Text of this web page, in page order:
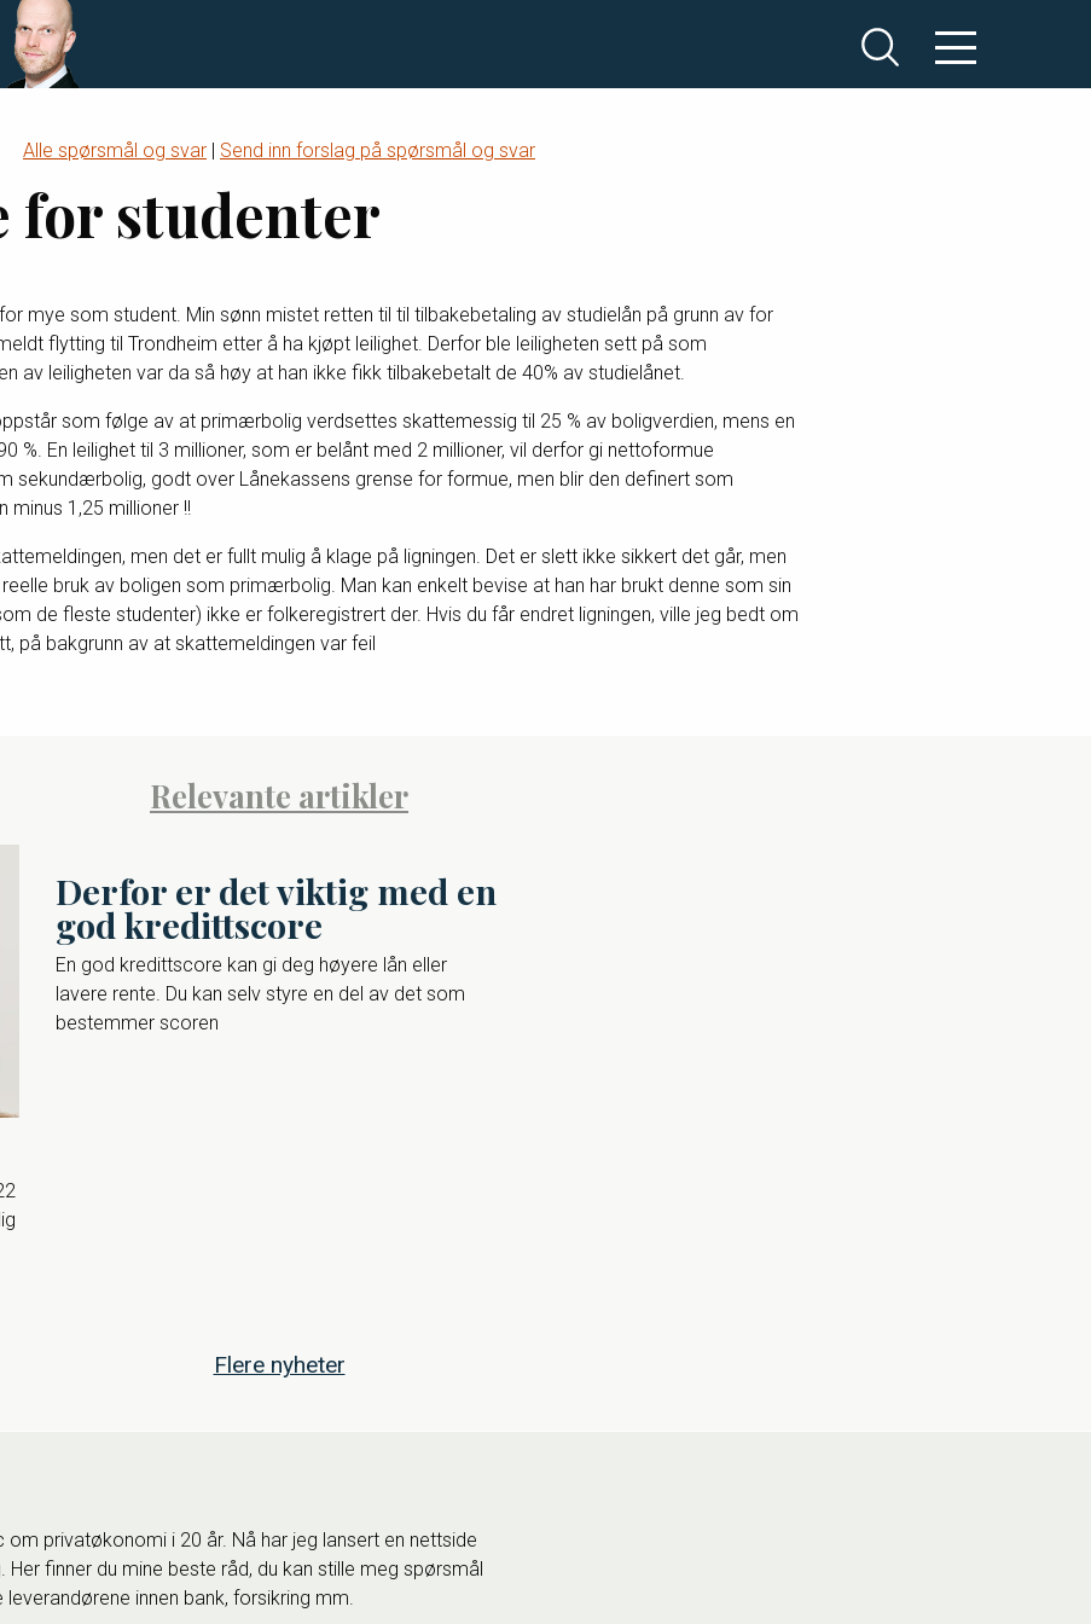
Alle spørsmål og svar | Send inn forslag på spørsmål og svar
for studenter
mye som student. Min sønn mistet retten til til tilbakebetaling av studielån på grunn av for
flytting til Trondheim etter å ha kjøpt leilighet. Derfor ble leiligheten sett på som
av leiligheten var da så høy at han ikke fikk tilbakebetalt de 40% av studielånet.
som følge av at primærbolig verdsettes skattemessig til 25 % av boligverdien, mens en
%. En leilighet til 3 millioner, som er belånt med 2 millioner, vil derfor gi nettoformue
sekundærbolig, godt over Lånekassens grense for formue, men blir den definert som
1,25 millioner !!
men det er fullt mulig å klage på ligningen. Det er slett ikke sikkert det går, men
bruk av boligen som primærbolig. Man kan enkelt bevise at han har brukt denne som sin
de fleste studenter) ikke er folkeregistrert der. Hvis du får endret ligningen, ville jeg bedt om
på bakgrunn av at skattemeldingen var feil
Relevante artikler
Derfor er det viktig med en
god kredittscore
En god kredittscore kan gi deg høyere lån eller
lavere rente. Du kan selv styre en del av det som
bestemmer scoren
Flere nyheter
privatøkonomi i 20 år. Nå har jeg lansert en nettside
finner du mine beste råd, du kan stille meg spørsmål
innen bank, forsikring mm.